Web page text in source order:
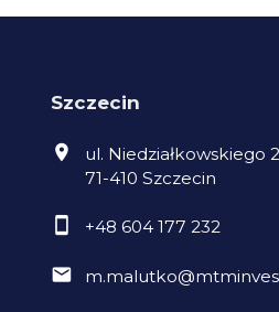
Szczecin
ul. Niedziałkowskiego
71-410 Szczecin
+48 604 177 232